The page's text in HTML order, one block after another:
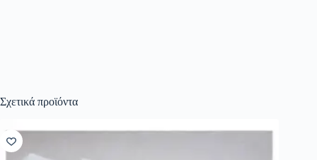
Σχετικά προϊόντα